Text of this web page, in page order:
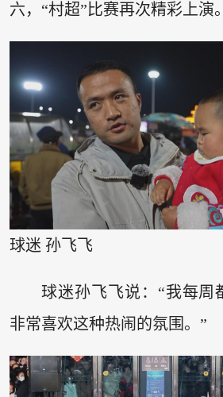
六，“村超”比赛再次精彩上演。
球迷 孙飞飞
球迷孙飞飞说：“我每周
非常喜欢这种热闹的氛围。”